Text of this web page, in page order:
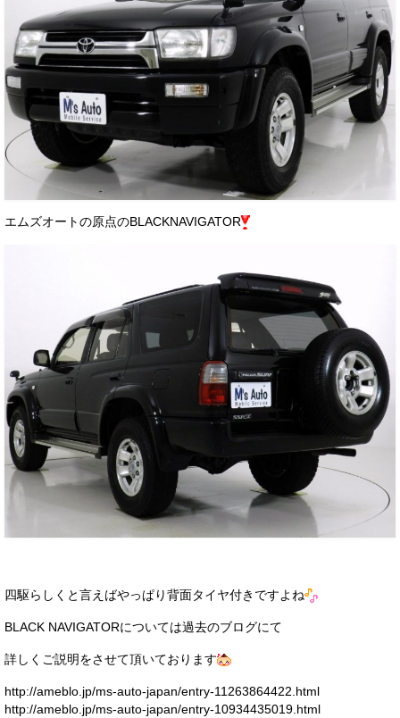
エムズオートの原点のBLACKNAVIGATOR
四駆らしくと言えばやっぱり背面タイヤ付きですよね
BLACK NAVIGATORについては過去のブログにて
詳しくご説明をさせて頂いております
http://ameblo.jp/ms-auto-japan/entry-11263864422.html
http://ameblo.jp/ms-auto-japan/entry-10934435019.html